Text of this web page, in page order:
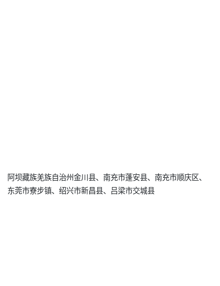
阿坝藏族羌族自治州金川县、南充市蓬安县、南充市顺庆区、
东莞市寮步镇、绍兴市新昌县、吕梁市交城县